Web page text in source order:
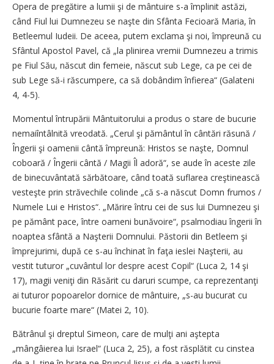
Opera de pregătire a lumii şi de mântuire s-a împlinit astăzi,
când Fiul lui Dumnezeu se naşte din Sfânta Fecioară Maria, în
Betleemul Iudeii. De aceea, putem exclama şi noi, împreună cu
Sfântul Apostol Pavel, că „la plinirea vremii Dumnezeu a trimis
pe Fiul Său, născut din femeie, născut sub Lege, ca pe cei de
sub Lege să-i răscumpere, ca să dobândim înfierea“ (Galateni
4, 4-5).
Momentul întrupării Mântuitorului a produs o stare de bucurie
nemaiîntâlnită vreodată. „Cerul şi pământul în cântări răsună /
Îngerii şi oamenii cântă împreună: Hristos se naşte, Domnul
coboară / Îngerii cântă / Magii Îl adoră“, se aude în aceste zile
de binecuvântată sărbătoare, când toată suflarea creştinească
vesteşte prin străvechile colinde „că s-a născut Domn frumos /
Numele Lui e Hristos“. „Mărire întru cei de sus lui Dumnezeu şi
pe pământ pace, între oameni bunăvoire“, psalmodiau îngerii în
noaptea sfântă a Naşterii Domnului. Păstorii din Betleem şi
împrejurimi, după ce s-au închinat în faţa ieslei Naşterii, au
vestit tuturor „cuvântul lor despre acest Copil“ (Luca 2, 14 şi
17), magii veniţi din Răsărit cu daruri scumpe, ca reprezentanţi
ai tuturor popoarelor dornice de mântuire, „s-au bucurat cu
bucurie foarte mare“ (Matei 2, 10).
Bătrânul şi dreptul Simeon, care de mulţi ani aştepta
„mângâierea lui Israel“ (Luca 2, 25), a fost răsplătit cu cinstea